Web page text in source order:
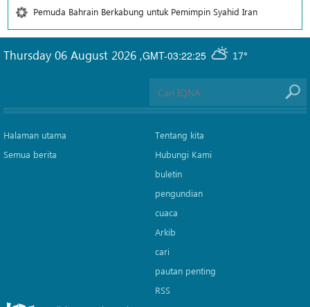
Pemuda Bahrain Berkabung untuk Pemimpin Syahid Iran
GMT-03:22:25 17°
Thursday 06 August 2026 ,
Halaman utama
Semua berita
Tentang kita
Hubungi Kami
buletin
pengundian
cuaca
Arkib
cari
pautan penting
RSS